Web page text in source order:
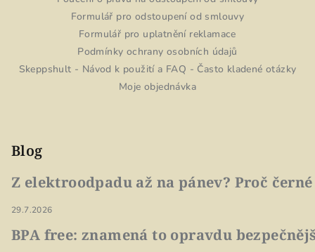
Formulář pro odstoupení od smlouvy
Formulář pro uplatnění reklamace
Podmínky ochrany osobních údajů
Skeppshult - Návod k použití a FAQ - Často kladené otázky
Moje objednávka
Blog
Z elektroodpadu až na pánev? Proč
29.7.2026
BPA free: znamená to opravdu